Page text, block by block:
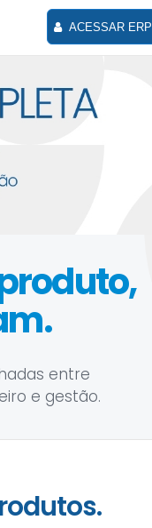
ACESSAR ERP
entre
e gestão.